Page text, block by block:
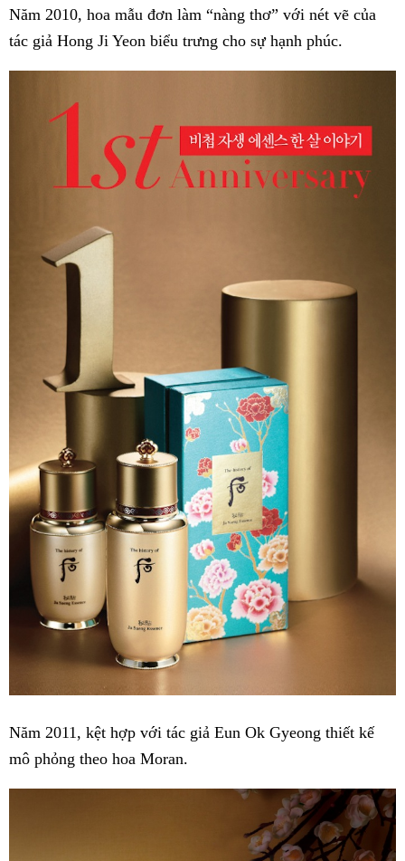
Năm 2010, hoa mẫu đơn làm “nàng thơ” với nét vẽ của
tác giả Hong Ji Yeon biểu trưng cho sự hạnh phúc.
Năm 2011, kệt hợp với tác giả Eun Ok Gyeong thiết kế
mô phỏng theo hoa Moran.